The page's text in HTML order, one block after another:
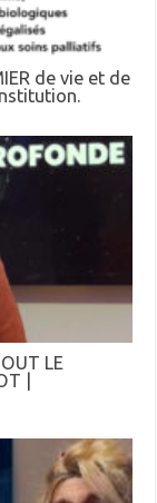
de vie et de
LE
|